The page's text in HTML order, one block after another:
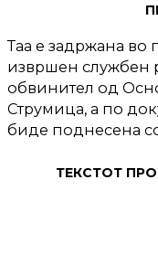
Таа е задржана во
извршен службен
обвинител од
Струмица, а по
биде поднесена
ТЕКСТОТ